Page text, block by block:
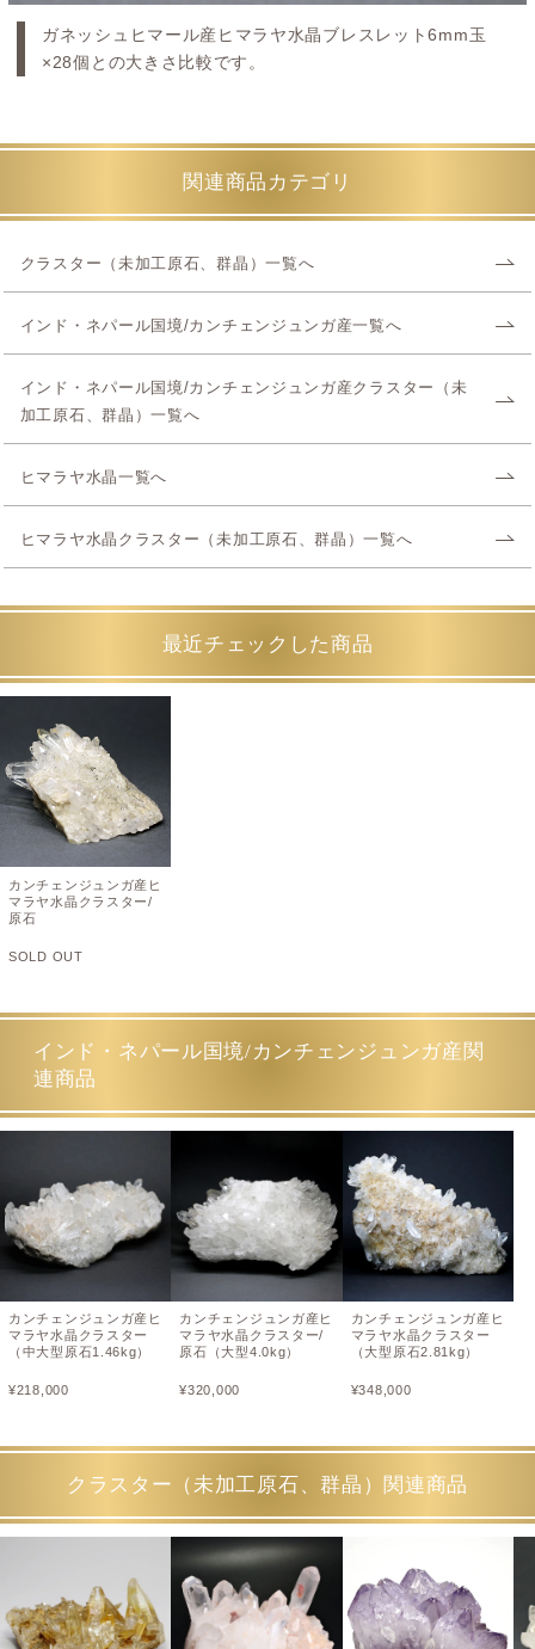
ガネッシュヒマール産ヒマラヤ水晶ブレスレット6mm玉
×28個との大きさ比較です。
関連商品カテゴリ
クラスター（未加工原石、群晶）一覧へ
インド・ネパール国境/カンチェンジュンガ産一覧へ
インド・ネパール国境/カンチェンジュンガ産クラスター（未
加工原石、群晶）一覧へ
ヒマラヤ水晶一覧へ
ヒマラヤ水晶クラスター（未加工原石、群晶）一覧へ
最近チェックした商品
カンチェンジュンガ産ヒ
マラヤ水晶クラスター/
原石
SOLD OUT
インド・ネパール国境/カンチェンジュンガ産関
連商品
カンチェンジュンガ産ヒ
マラヤ水晶クラスター
（中大型原石1.46kg）
¥218,000
カンチェンジュンガ産ヒ
マラヤ水晶クラスター/
原石（大型4.0kg）
¥320,000
カンチェンジュンガ産ヒ
マラヤ水晶クラスター
（大型原石2.81kg）
¥348,000
クラスター（未加工原石、群晶）関連商品